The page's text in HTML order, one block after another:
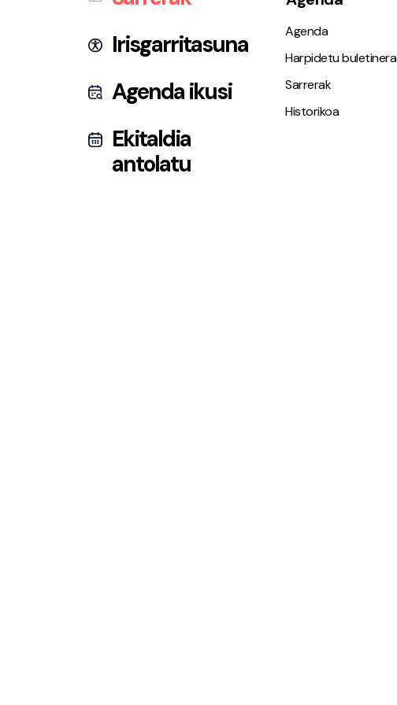
Irisgarritasuna
Agenda ikusi
Ekitaldia
antolatu
Agenda
Harpidetu buletinera
Sarrerak
Historikoa